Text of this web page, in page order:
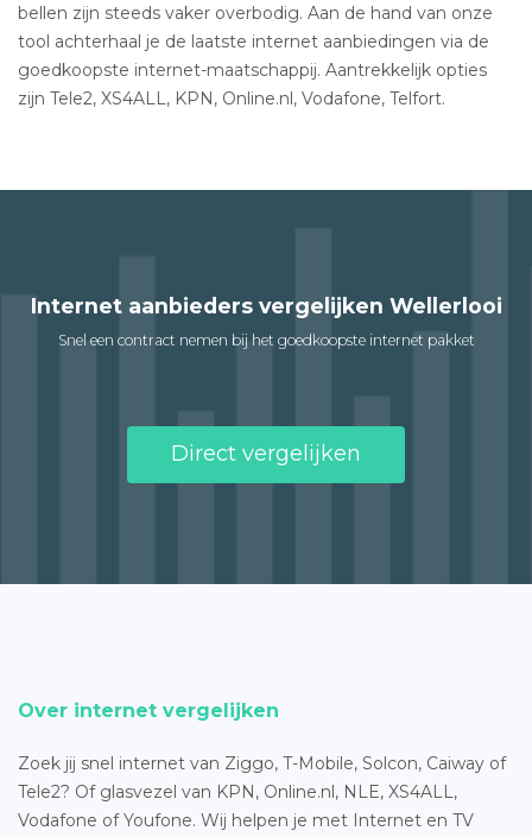
bellen zijn steeds vaker overbodig. Aan de hand van onze
tool achterhaal je de laatste internet aanbiedingen via de
goedkoopste internet-maatschappij. Aantrekkelijk opties
zijn Tele2, XS4ALL, KPN, Online.nl, Vodafone, Telfort.
Internet aanbieders vergelijken Wellerlooi
Snel een contract nemen bij het goedkoopste internet pakket
Direct vergelijken
Over internet vergelijken
Zoek jij snel internet van Ziggo, T-Mobile, Solcon, Caiway of
Tele2? Of glasvezel van KPN, Online.nl, NLE, XS4ALL,
Vodafone of Youfone. Wij helpen je met Internet en TV